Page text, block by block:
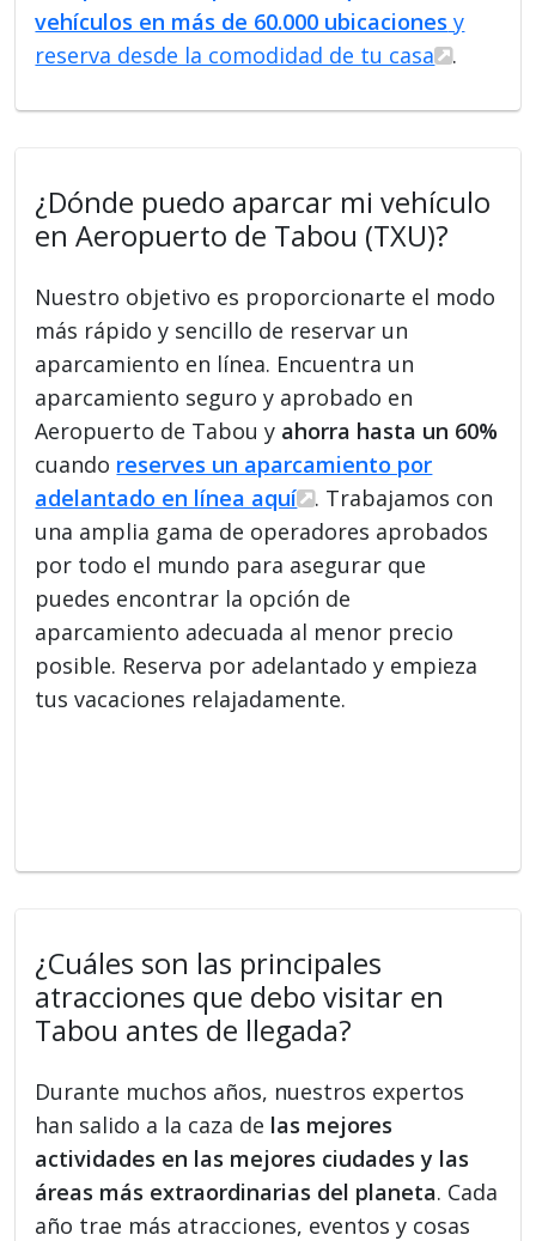
vehículos en más de 60.000 ubicaciones y
reserva desde la comodidad de tu casa
.
¿Dónde puedo aparcar mi vehículo
en Aeropuerto de Tabou (TXU)?
Nuestro objetivo es proporcionarte el modo
más rápido y sencillo de reservar un
aparcamiento en línea. Encuentra un
aparcamiento seguro y aprobado en
Aeropuerto de Tabou y ahorra hasta un 60%
cuando reserves un aparcamiento por
adelantado en línea aquí
. Trabajamos con
una amplia gama de operadores aprobados
por todo el mundo para asegurar que
puedes encontrar la opción de
aparcamiento adecuada al menor precio
posible. Reserva por adelantado y empieza
tus vacaciones relajadamente.
¿Cuáles son las principales
atracciones que debo visitar en
Tabou antes de llegada?
Durante muchos años, nuestros expertos
han salido a la caza de las mejores
actividades en las mejores ciudades y las
áreas más extraordinarias del planeta. Cada
año trae más atracciones, eventos y cosas